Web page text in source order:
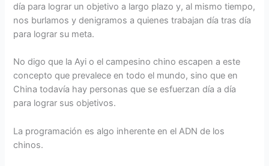
día para lograr un objetivo a largo plazo y, al mismo tiempo,
nos burlamos y denigramos a quienes trabajan día tras día
para lograr su meta.
No digo que la Ayi o el campesino chino escapen a este
concepto que prevalece en todo el mundo, sino que en
China todavía hay personas que se esfuerzan día a día
para lograr sus objetivos.
La programación es algo inherente en el ADN de los
chinos.